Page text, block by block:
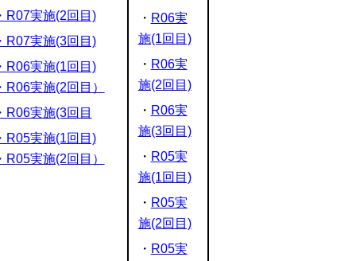
・R07実施(2回目)
・R07実施(3回目)
・R06実施(1回目)
・R06実施(2回目）
・R06実施(3回目
・R05実施(1回目)
・R05実施(2回目）
・ R06実
施(1回目)
・ R06実
施(2回目)
・ R06実
施(3回目)
・ R05実
施(1回目)
・ R05実
施(2回目)
・ R05実